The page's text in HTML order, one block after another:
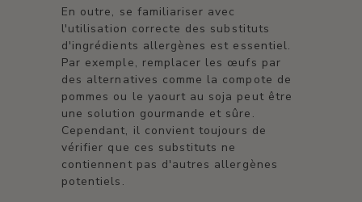
En outre, se familiariser avec
l'utilisation correcte des substituts
d'ingrédients allergènes est essentiel.
Par exemple, remplacer les œufs par
des alternatives comme la compote de
pommes ou le yaourt au soja peut être
une solution gourmande et sûre.
Cependant, il convient toujours de
vérifier que ces substituts ne
contiennent pas d'autres allergènes
potentiels.